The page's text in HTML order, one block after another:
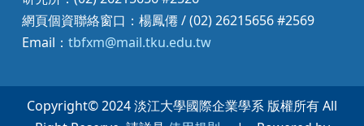
網頁個資聯絡窗口：楊鳳僊 / (02) 26215656 #2569
Email： tbfxm@mail.tku.edu.tw
Copyright© 2024 淡江大學國際企業學系 版權所有 All